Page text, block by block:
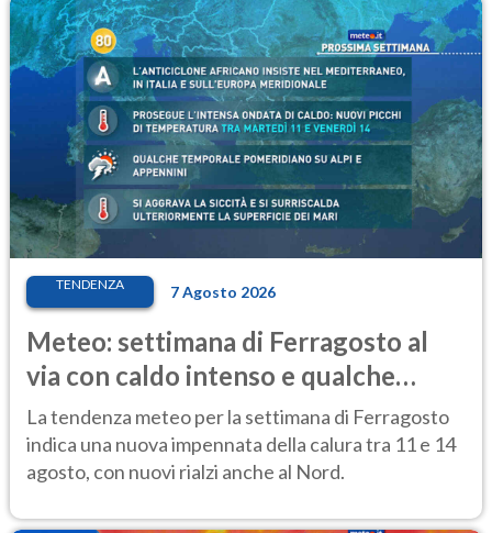
TENDENZA 7 Agosto 2026
Meteo: settimana di Ferragosto al
via con caldo intenso e qualche
temporale
La tendenza meteo per la settimana di Ferragosto
indica una nuova impennata della calura tra 11 e 14
agosto, con nuovi rialzi anche al Nord.